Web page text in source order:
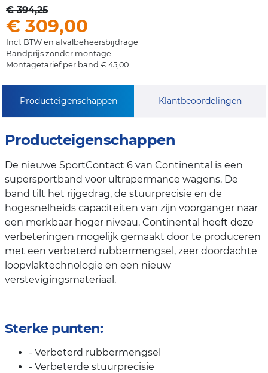
€ 394,25
€ 309,00
Incl. BTW en afvalbeheersbijdrage
Bandprijs zonder montage
Montagetarief per band € 45,00
Producteigenschappen Klantbeoordelingen
Producteigenschappen
De nieuwe SportContact 6 van Continental is een
supersportband voor ultrapermance wagens. De
band tilt het rijgedrag, de stuurprecisie en de
hogesnelheids capaciteiten van zijn voorganger naar
een merkbaar hoger niveau. Continental heeft deze
verbeteringen mogelijk gemaakt door te produceren
met een verbeterd rubbermengsel, zeer doordachte
loopvlaktechnologie en een nieuw
verstevigingsmateriaal.
Sterke punten:
- Verbeterd rubbermengsel
- Verbeterde stuurprecisie